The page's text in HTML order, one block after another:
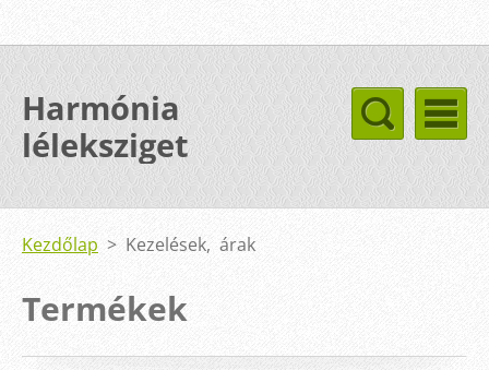
Harmónia
léleksziget
Kezdőlap > Kezelések, árak
Termékek